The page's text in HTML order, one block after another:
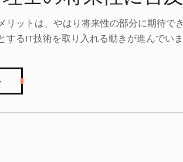
リットは、やはり将来性の部分に期待で
するIT技術を取り入れる動きが進んでい